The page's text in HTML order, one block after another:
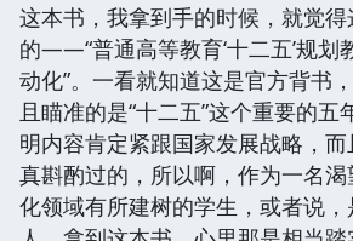
这本书，我拿到手的时候，就觉
的——“普通高等教育‘十二五’规划
动化”。一看就知道这是官方背书
且瞄准的是“十二五”这个重要的
明内容肯定紧跟国家发展战略，
真斟酌过的，所以啊，作为一名
化领域有所建树的学生，或者说